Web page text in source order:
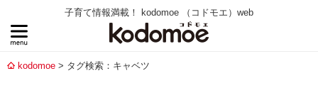
子育て情報満載！ kodomoe （コドモエ）web
kodomoe タグ検索：キャベツ